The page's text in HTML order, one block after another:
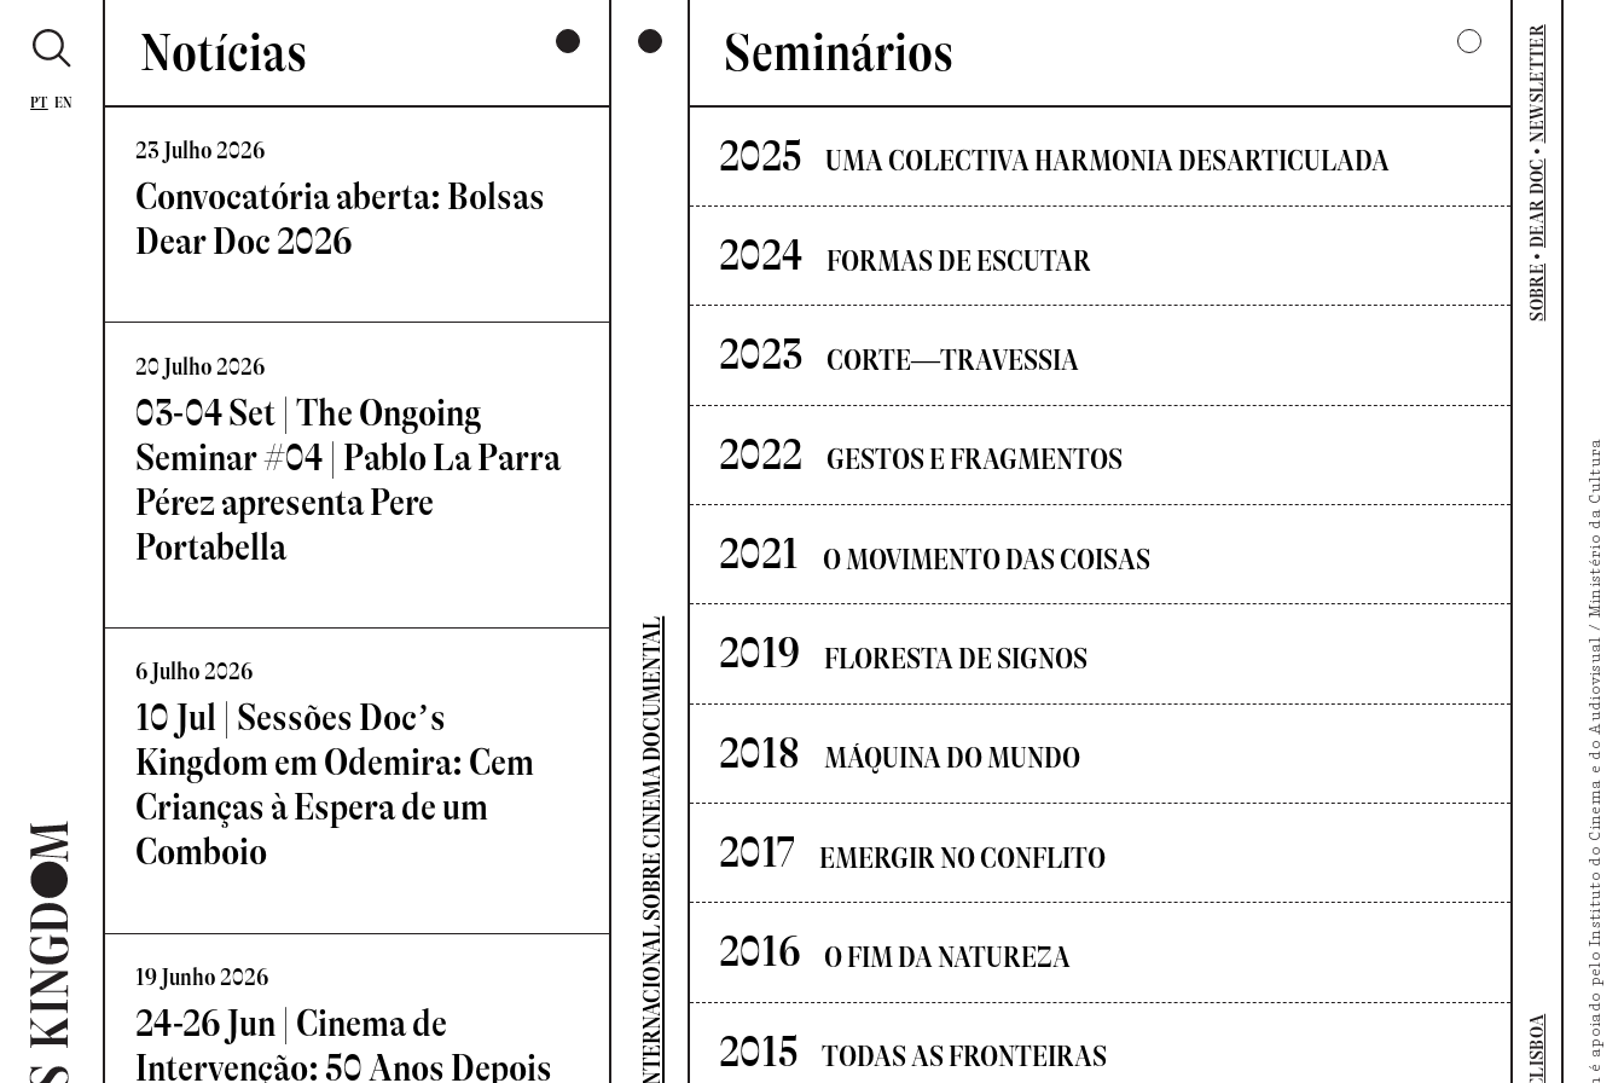
PT EN
Notícias
23 Julho 2026
Convocatória aberta: Bolsas
Dear Doc 2026
20 Julho 2026
03-04 Set | The Ongoing
Seminar #04 | Pablo La Parra
Pérez apresenta Pere
Portabella
6 Julho 2026
10 Jul | Sessões Doc’s
Kingdom em Odemira: Cem
Crianças à Espera de um
Comboio
19 Junho 2026
24-26 Jun | Cinema de
Intervenção: 50 Anos Depois
SEMINÁRIO INTERNACIONAL SOBRE CINEMA DOCUMENTAL
Seminários
2025 UMA COLECTIVA HARMONIA DESARTICULADA
2024 FORMAS DE ESCUTAR
2023 CORTE—TRAVESSIA
2022 GESTOS E FRAGMENTOS
2021 O MOVIMENTO DAS COISAS
2019 FLORESTA DE SIGNOS
2018 MÁQUINA DO MUNDO
2017 EMERGIR NO CONFLITO
2016 O FIM DA NATUREZA
2015 TODAS AS FRONTEIRAS
SOBRE
•
DEAR DOC
•
NEWSLETTER
O Doc's Kingdom é apoiado pelo Instituto do Cinema e do Audiovisual / Ministério da Cultura